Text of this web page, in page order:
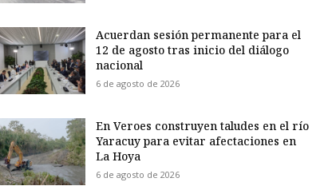
Acuerdan sesión permanente para el
12 de agosto tras inicio del diálogo
nacional
6 de agosto de 2026
En Veroes construyen taludes en el río
Yaracuy para evitar afectaciones en
La Hoya
6 de agosto de 2026